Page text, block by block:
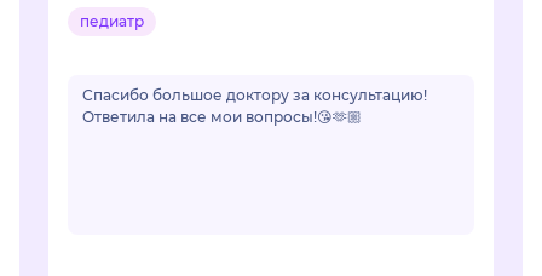
педиатр
Спасибо большое доктору за консультацию!
Ответила на все мои вопросы!😘🫶🏼